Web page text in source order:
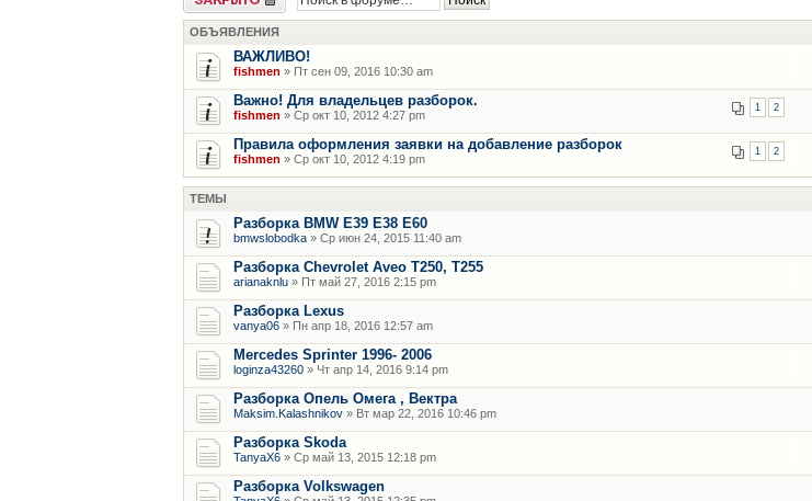
ОБЪЯВЛЕНИЯ
ВАЖЛИВО!
fishmen » Пт сен 09, 2016 10:30 am
Важно! Для владельцев разборок. 1 2
fishmen » Ср окт 10, 2012 4:27 pm
Правила оформления заявки на добавление разборок 1 2
fishmen » Ср окт 10, 2012 4:19 pm
ТЕМЫ
Разборка BMW E39 E38 E60
bmwslobodka » Ср июн 24, 2015 11:40 am
Разборка Chevrolet Aveo T250, T255
arianaknlu » Пт май 27, 2016 2:15 pm
Разборка Lexus
vanya06 » Пн апр 18, 2016 12:57 am
Mercedes Sprinter 1996- 2006
loginza43260 » Чт апр 14, 2016 9:14 pm
Разборка Опель Омега , Вектра
Maksim.Kalashnikov » Вт мар 22, 2016 10:46 pm
Разборка Skoda
TanyaX6 » Ср май 13, 2015 12:18 pm
Разборка Volkswagen